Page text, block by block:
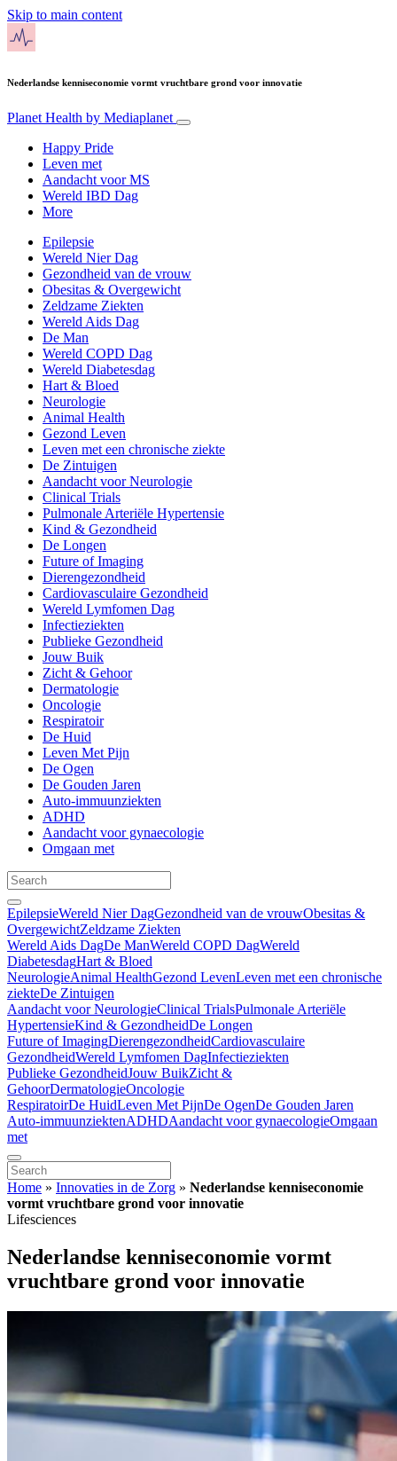
Skip to main content
Nederlandse kenniseconomie vormt vruchtbare grond voor innovatie
Planet Health by Mediaplanet
Happy Pride
Leven met
Aandacht voor MS
Wereld IBD Dag
More
Epilepsie
Wereld Nier Dag
Gezondheid van de vrouw
Obesitas & Overgewicht
Zeldzame Ziekten
Wereld Aids Dag
De Man
Wereld COPD Dag
Wereld Diabetesdag
Hart & Bloed
Neurologie
Animal Health
Gezond Leven
Leven met een chronische ziekte
De Zintuigen
Aandacht voor Neurologie
Clinical Trials
Pulmonale Arteriële Hypertensie
Kind & Gezondheid
De Longen
Future of Imaging
Dierengezondheid
Cardiovasculaire Gezondheid
Wereld Lymfomen Dag
Infectieziekten
Publieke Gezondheid
Jouw Buik
Zicht & Gehoor
Dermatologie
Oncologie
Respiratoir
De Huid
Leven Met Pijn
De Ogen
De Gouden Jaren
Auto-immuunziekten
ADHD
Aandacht voor gynaecologie
Omgaan met
EpilepsieWereld Nier DagGezondheid van de vrouwObesitas &
OvergewichtZeldzame Ziekten
Wereld Aids DagDe ManWereld COPD DagWereld
DiabetesdagHart & Bloed
NeurologieAnimal HealthGezond LevenLeven met een chronische
ziekteDe Zintuigen
Aandacht voor NeurologieClinical TrialsPulmonale Arteriële
HypertensieKind & GezondheidDe Longen
Future of ImagingDierengezondheidCardiovasculaire
GezondheidWereld Lymfomen DagInfectieziekten
Publieke GezondheidJouw BuikZicht &
GehoorDermatologieOncologie
RespiratoirDe HuidLeven Met PijnDe OgenDe Gouden Jaren
Auto-immuunziektenADHDAandacht voor gynaecologieOmgaan
met
Home » Innovaties in de Zorg » Nederlandse kenniseconomie
vormt vruchtbare grond voor innovatie
Lifesciences
Nederlandse kenniseconomie vormt
vruchtbare grond voor innovatie